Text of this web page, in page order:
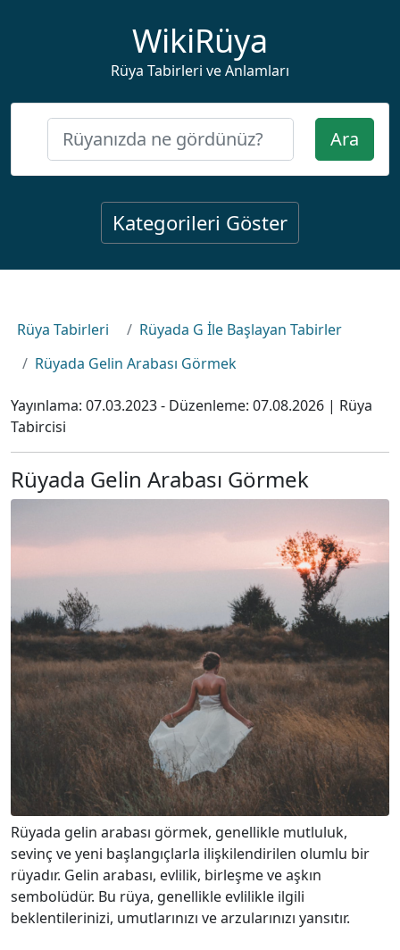
WikiRüya
Rüya Tabirleri ve Anlamları
Ara
Kategorileri Göster
Rüya Tabirleri
Rüyada G İle Başlayan Tabirler
Rüyada Gelin Arabası Görmek
Yayınlama: 07.03.2023- Düzenleme: 07.08.2026 | Rüya
Tabircisi
Rüyada Gelin Arabası Görmek
Rüyada gelin arabası görmek, genellikle mutluluk,
sevinç ve yeni başlangıçlarla ilişkilendirilen olumlu bir
rüyadır. Gelin arabası, evlilik, birleşme ve aşkın
sembolüdür. Bu rüya, genellikle evlilikle ilgili
beklentilerinizi, umutlarınızı ve arzularınızı yansıtır.